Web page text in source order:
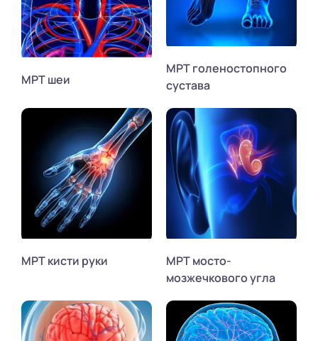
МРТ шеи
МРТ голеностопного
сустава
МРТ кисти руки
МРТ мосто-
мозжечкового угла